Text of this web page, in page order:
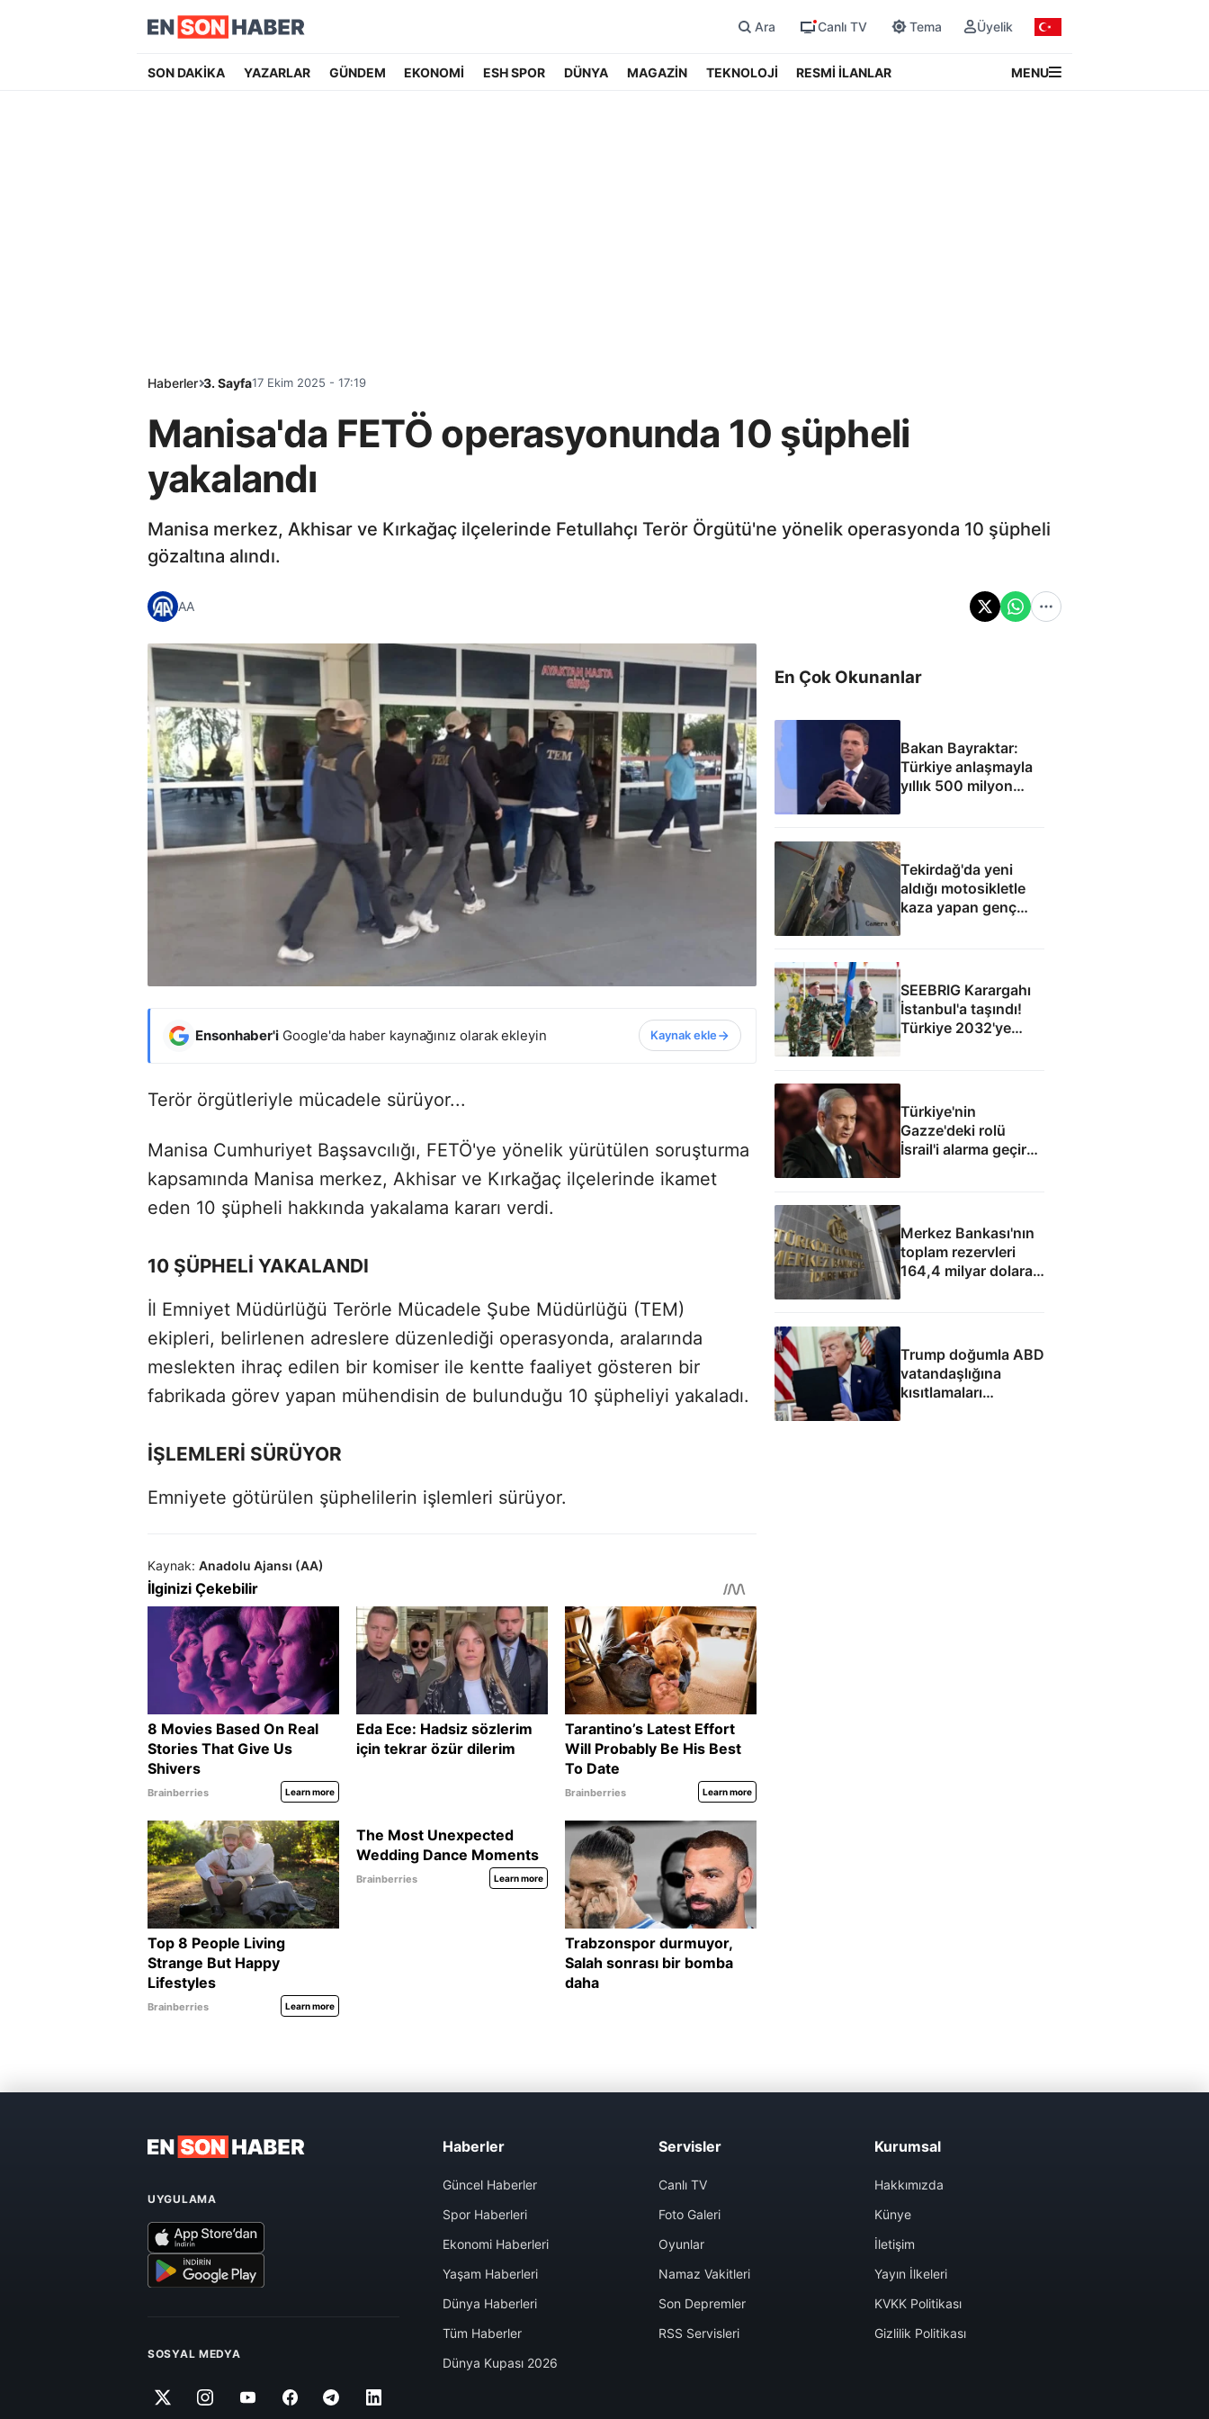
Ara Canlı TV Tema Üyelik
SON DAKİKA YAZARLAR GÜNDEM EKONOMİ ESH SPOR DÜNYA MAGAZİN TEKNOLOJİ RESMİ İLANLAR MENU
Haberler 3. Sayfa17 Ekim 2025 - 17:19
Manisa'da FETÖ operasyonunda 10 şüpheli
yakalandı
Manisa merkez, Akhisar ve Kırkağaç ilçelerinde Fetullahçı Terör Örgütü'ne yönelik operasyonda 10 şüpheli
gözaltına alındı.
AA
Ensonhaber'i Google'da haber kaynağınız olarak ekleyin Kaynak ekle
Terör örgütleriyle mücadele sürüyor...
Manisa Cumhuriyet Başsavcılığı, FETÖ'ye yönelik yürütülen soruşturma
kapsamında Manisa merkez, Akhisar ve Kırkağaç ilçelerinde ikamet
eden 10 şüpheli hakkında yakalama kararı verdi.
10 ŞÜPHELİ YAKALANDI
İl Emniyet Müdürlüğü Terörle Mücadele Şube Müdürlüğü (TEM)
ekipleri, belirlenen adreslere düzenlediği operasyonda, aralarında
meslekten ihraç edilen bir komiser ile kentte faaliyet gösteren bir
fabrikada görev yapan mühendisin de bulunduğu 10 şüpheliyi yakaladı.
İŞLEMLERİ SÜRÜYOR
Emniyete götürülen şüphelilerin işlemleri sürüyor.
Kaynak: Anadolu Ajansı (AA)
En Çok Okunanlar
Bakan Bayraktar:
Türkiye anlaşmayla
yıllık 500 milyon
Tekirdağ'da yeni
aldığı motosikletle
kaza yapan genç
can verdi
SEEBRIG Karargahı
İstanbul'a taşındı!
Türkiye 2032'ye
kadar ev sahibi
Türkiye'nin
Gazze'deki rolü
İsrail'i alarma geçirdi:
Merkez Bankası'nın
toplam rezervleri
164,4 milyar dolara
yükseldi
Trump doğumla ABD
vatandaşlığına
kısıtlamaları
genişleten
UYGULAMA
SOSYAL MEDYA
Haberler
Güncel Haberler
Spor Haberleri
Ekonomi Haberleri
Yaşam Haberleri
Dünya Haberleri
Tüm Haberler
Dünya Kupası 2026
Servisler
Canlı TV
Foto Galeri
Oyunlar
Namaz Vakitleri
Son Depremler
RSS Servisleri
Kurumsal
Hakkımızda
Künye
İletişim
Yayın İlkeleri
KVKK Politikası
Gizlilik Politikası